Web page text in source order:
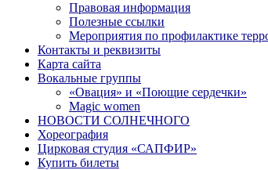
Правовая информация
Полезные ссылки
Мероприятия по профилактике
Контакты и реквизиты
Карта сайта
Вокальные группы
«Овация» и «Поющие сердечки»
Magic women
НОВОСТИ СОЛНЕЧНОГО
Хореография
Цирковая студия «САПФИР»
Купить билеты